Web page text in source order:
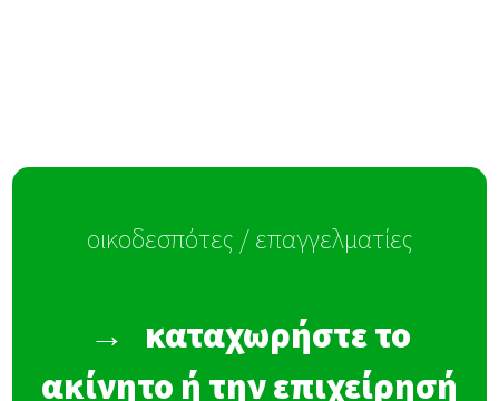
οικοδεσπότες / επαγγελματίες
→ καταχωρήστε το
ακίνητο ή την επιχείρησή